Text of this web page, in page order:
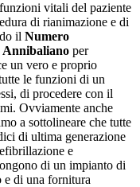
vitali del paziente
di rianimazione e di
il Numero
Annibaliano per
un vero e proprio
le funzioni di un
di procedere con il
Ovviamente anche
a sottolineare che tutte
di ultima generazione
e
di un impianto di
e di una fornitura